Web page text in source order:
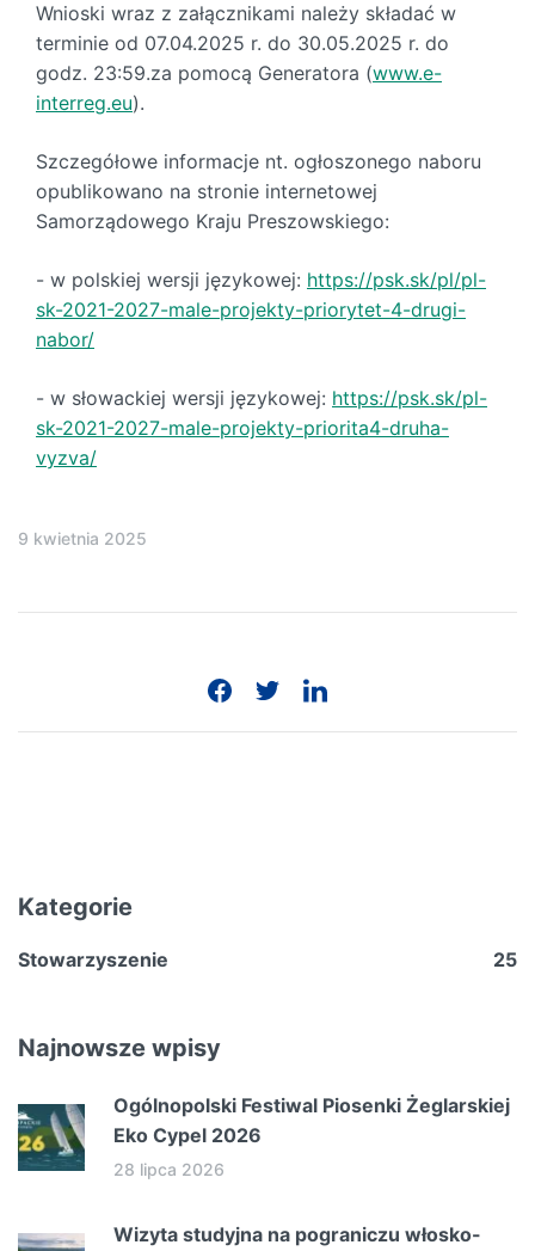
Wnioski wraz z załącznikami należy składać w
terminie od 07.04.2025 r. do 30.05.2025 r. do
godz. 23:59.za pomocą Generatora (www.e-
interreg.eu).
Szczegółowe informacje nt. ogłoszonego naboru
opublikowano na stronie internetowej
Samorządowego Kraju Preszowskiego:
- w polskiej wersji językowej: https://psk.sk/pl/pl-
sk-2021-2027-male-projekty-priorytet-4-drugi-
nabor/
- w słowackiej wersji językowej: https://psk.sk/pl-
sk-2021-2027-male-projekty-priorita4-druha-
vyzva/
9 kwietnia 2025
Kategorie
Stowarzyszenie 25
Najnowsze wpisy
Ogólnopolski Festiwal Piosenki Żeglarskiej
Eko Cypel 2026
28 lipca 2026
Wizyta studyjna na pograniczu włosko-